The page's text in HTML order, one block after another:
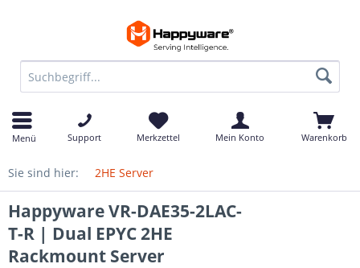
Menü Support Merkzettel Mein Konto Warenkorb
Sie sind hier: 2HE Server
Happyware VR-DAE35-2LAC-
T-R | Dual EPYC 2HE
Rackmount Server